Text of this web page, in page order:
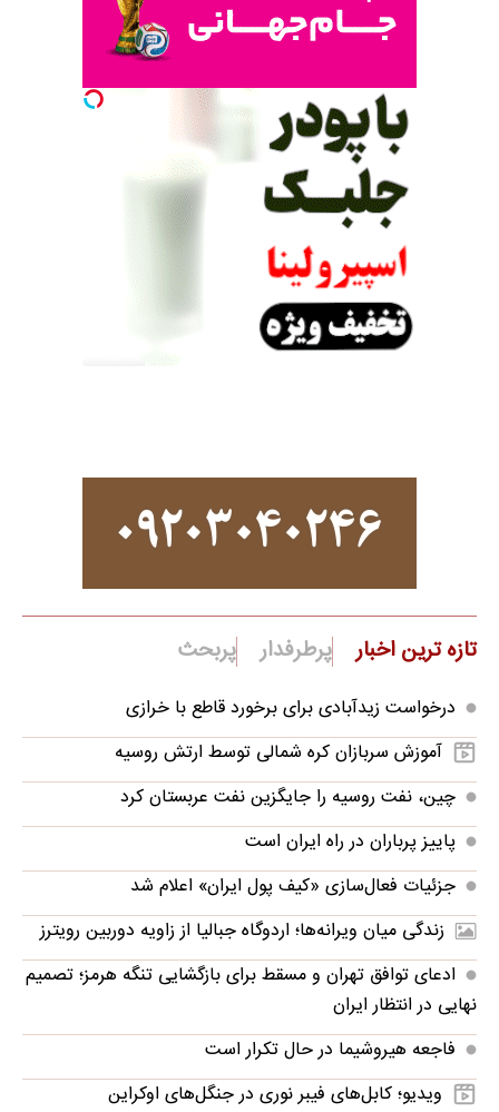
تازه ترین اخبار پرطرفدار پربحث
درخواست زیدآبادی برای برخورد قاطع با خرازی
آموزش سربازان کره شمالی توسط ارتش روسیه
چین، نفت روسیه را جایگزین نفت عربستان کرد
پاییز پرباران در راه ایران است
جزئیات فعال‌سازی «کیف پول ایران» اعلام شد
زندگی میان ویرانه‌ها؛ اردوگاه جبالیا از زاویه دوربین رویترز
ادعای توافق تهران و مسقط برای بازگشایی تنگه هرمز؛ تصمیم
نهایی در انتظار ایران
فاجعه هیروشیما در حال تکرار است
ویدیو؛ کابل‌های فیبر نوری در جنگل‌های اوکراین